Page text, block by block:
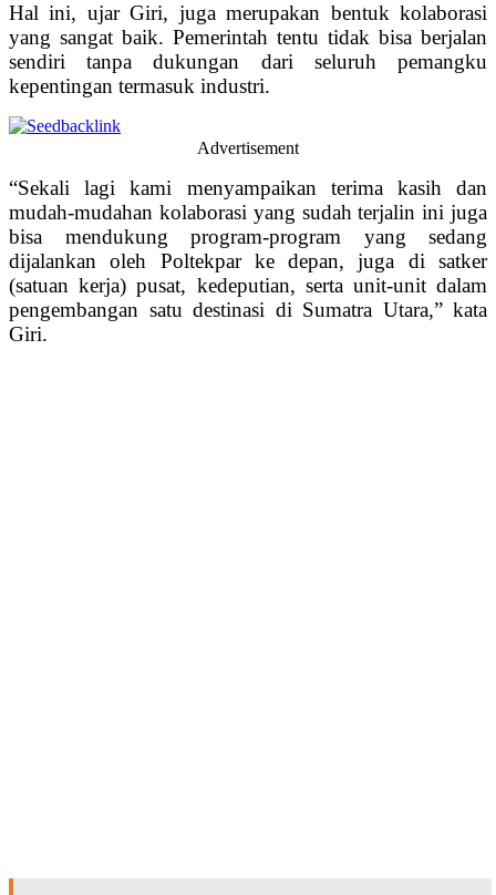
Hal ini, ujar Giri, juga merupakan bentuk kolaborasi
yang sangat baik. Pemerintah tentu tidak bisa berjalan
sendiri tanpa dukungan dari seluruh pemangku
kepentingan termasuk industri.
Advertisement
“Sekali lagi kami menyampaikan terima kasih dan
mudah-mudahan kolaborasi yang sudah terjalin ini juga
bisa mendukung program-program yang sedang
dijalankan oleh Poltekpar ke depan, juga di satker
(satuan kerja) pusat, kedeputian, serta unit-unit dalam
pengembangan satu destinasi di Sumatra Utara,” kata
Giri.